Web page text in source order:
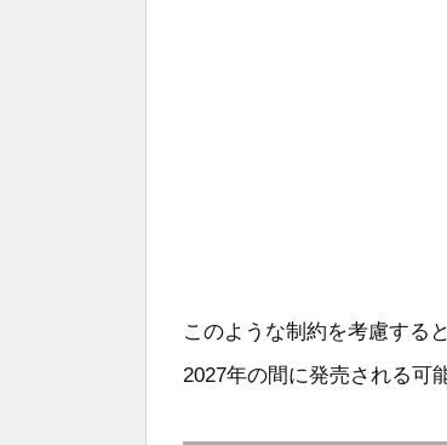
このような制約を考慮する
2027年の間に発売される可